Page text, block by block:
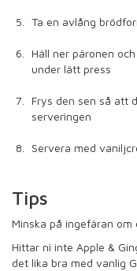
Ta en avlång
Häll ner päronen
under lätt press
Frys den sen så att
serveringen
Servera med
Tips
Minska på ingefäran
Hittar ni inte Apple &
det lika bra med vanlig